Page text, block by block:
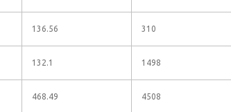
136.56 310
132.1 1498
468.49 4508